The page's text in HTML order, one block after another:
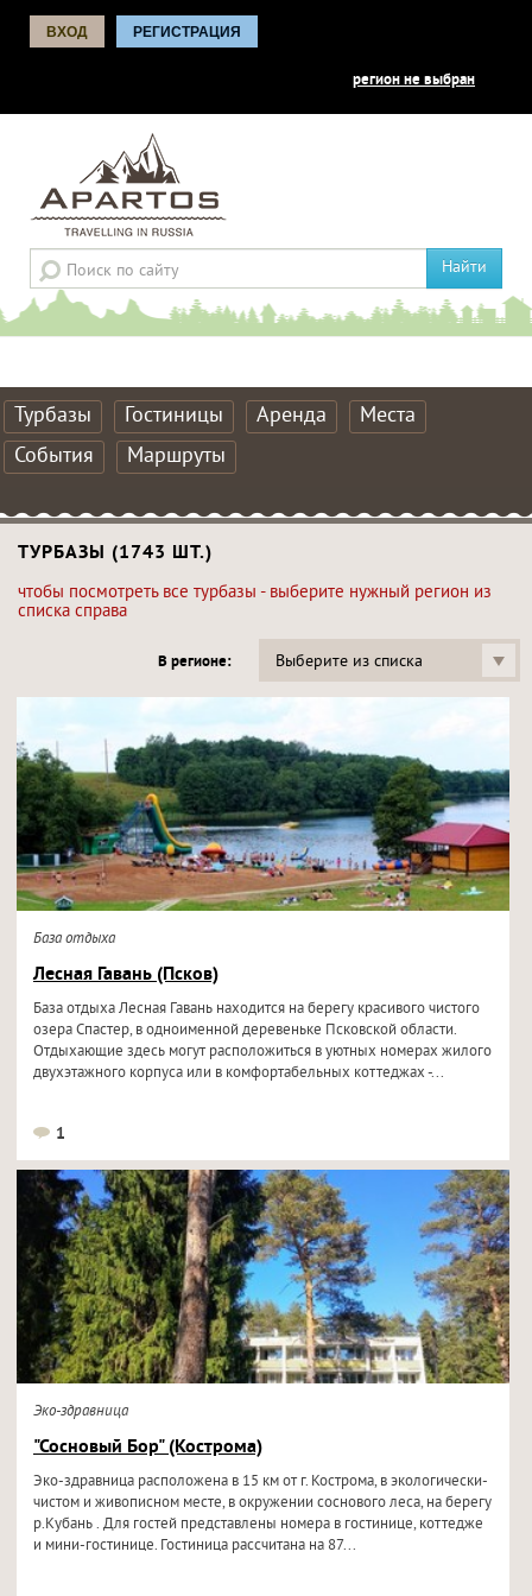
ВХОД РЕГИСТРАЦИЯ
регион не выбран
Найти
Турбазы Гостиницы Аренда
Места
События
Маршруты
ТУРБАЗЫ (1743 ШТ.)
чтобы посмотреть все турбазы - выберите нужный регион из
списка справа
В регионе: Выберите из списка
База отдыха
Лесная Гавань (Псков)
База отдыха Лесная Гавань находится на берегу красивого чистого
озера Спастер, в одноименной деревеньке Псковской области.
Отдыхающие здесь могут расположиться в уютных номерах жилого
двухэтажного корпуса или в комфортабельных коттеджах -...
1
Эко-здравница
"Сосновый Бор" (Кострома)
Эко-здравница расположена в 15 км от г. Кострома, в экологически-
чистом и живописном месте, в окружении соснового леса, на берегу
р.Кубань . Для гостей представлены номера в гостинице, коттедже
и мини-гостинице. Гостиница рассчитана на 87...